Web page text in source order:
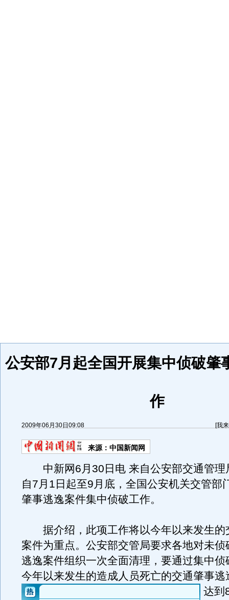
公安部7月起全国开展集中侦破肇
作
2009年06月30日09:08 [我
来源： 中国新闻网
中新网6月30日电 来自公安部交通管理
自7月1日起至9月底，全国公安机关交管部
肇事逃逸案件集中侦破工作。
据介绍，此项工作将以今年以来发生的
案件为重点。公安部交管局要求各地对未侦
逃逸案件组织一次全面清理，要通过集中侦
今年以来发生的造成人员死亡的交通肇事逃
达到